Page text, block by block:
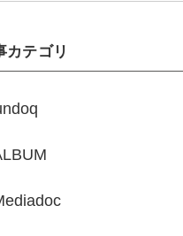
カテゴリ